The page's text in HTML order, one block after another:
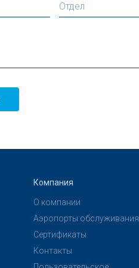
Отдел
Компания
О компании
Аэропорты обслуживания
Сертификаты
Контакты